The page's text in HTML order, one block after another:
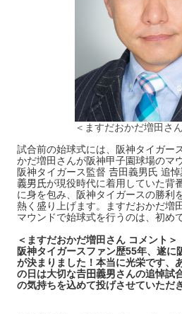
＜ますだおかだ増田さ
試合前の始球式には、阪神タイガー
かだ増田さんが阪神甲子園球場のマ
阪神タイガース監督 𠮷田義男氏 追
義男氏が現役時代に着用していた背
に身を包み、阪神タイガースの勝利
熱く盛り上げます。ますだおかだ増
マウンドで始球式を行うのは、初め
＜ますだおかだ増田さん コメント＞
阪神タイガースファン歴55年、遂に
が決まりました！本当に光栄です、
の日は大切な𠮷田義男さんの追悼試
の気持ちを込めて投げさせていただ